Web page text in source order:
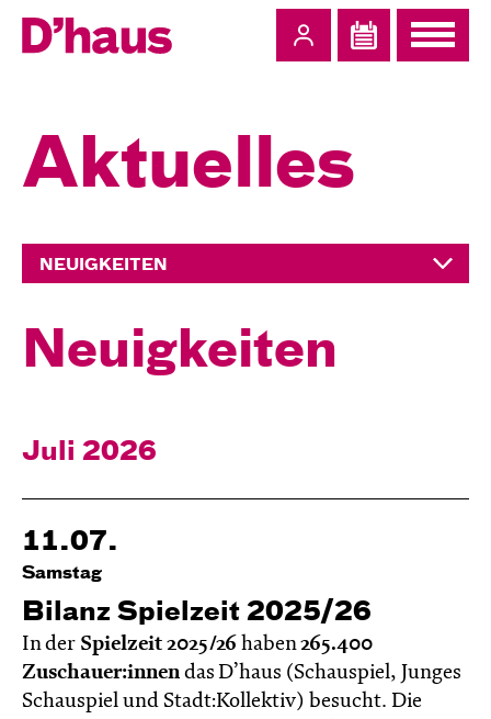
Aktuelles
NEUIGKEITEN
Neuigkeiten
Juli 2026
11.07.
Samstag
Bilanz Spielzeit 2025/26
In der Spielzeit 2025/26 haben265.400
Zuschauer:innen das D’haus (Schauspiel, Junges
Schauspiel und Stadt:Kollektiv) besucht. Die